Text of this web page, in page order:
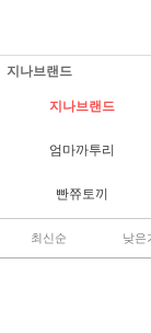
지나브랜드
지나브랜드
엄마까투리
빤쮸토끼
최신순 낮은